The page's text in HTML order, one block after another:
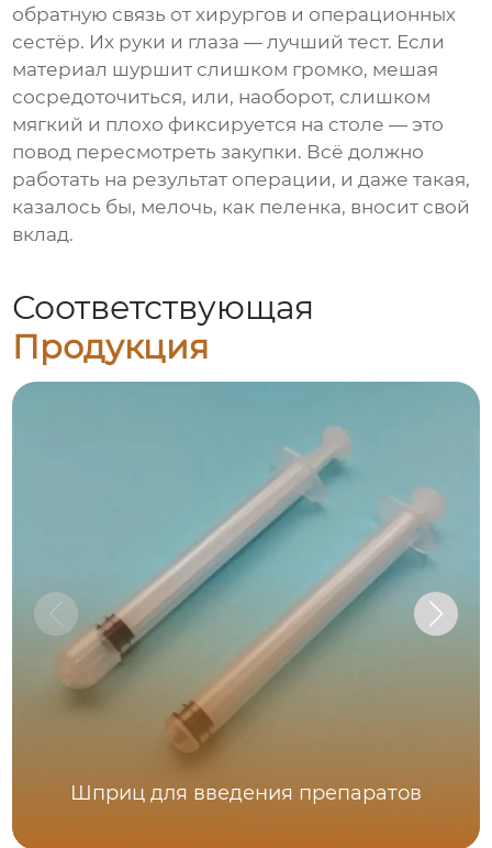
обратную связь от хирургов и операционных
сестёр. Их руки и глаза — лучший тест. Если
материал шуршит слишком громко, мешая
сосредоточиться, или, наоборот, слишком
мягкий и плохо фиксируется на столе — это
повод пересмотреть закупки. Всё должно
работать на результат операции, и даже такая,
казалось бы, мелочь, как пеленка, вносит свой
вклад.
Соответствующая
Продукция
Шприц для введения препаратов